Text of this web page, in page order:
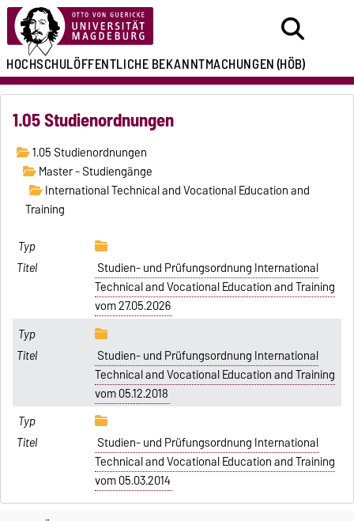
HOCHSCHULÖFFENTLICHEBEKANNTMACHUNGEN(HÖB)
1.05 Studienordnungen
1.05 Studienordnungen
Master - Studiengänge
International Technical and Vocational Education and
Training
Studien- und Prüfungsordnung International
Technical and Vocational Education and Training
vom 27.05.2026
Studien- und Prüfungsordnung International
Technical and Vocational Education and Training
vom 05.12.2018
Studien- und Prüfungsordnung International
Technical and Vocational Education and Training
vom 05.03.2014